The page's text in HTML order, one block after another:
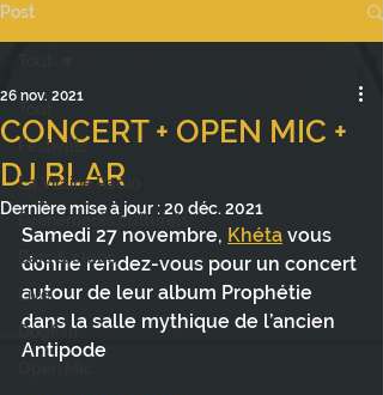
Post
Festivals
La Vilaine Radio
Évènements culturels
Bars & clubs
Live
Dogfish
CONCERT + OPEN MIC +
DJ BLAR
26 nov. 2021
Dernière mise à jour :20 déc. 2021
Samedi 27 novembre, Khéta vous
donne rendez-vous pour un concert
autour de leur album Prophétie
dans la salle mythique de l’ancien
Antipode